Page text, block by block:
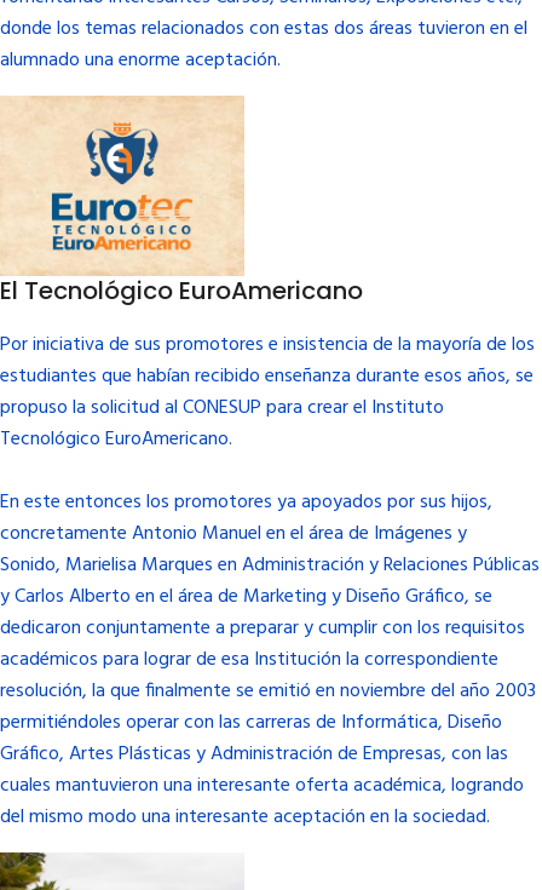
donde los temas relacionados con estas dos áreas tuvieron en el
alumnado una enorme aceptación.
El Tecnológico EuroAmericano
Por iniciativa de sus promotores e insistencia de la mayoría de los
estudiantes que habían recibido enseñanza durante esos años, se
propuso la solicitud al CONESUP para crear el Instituto
Tecnológico EuroAmericano.
En este entonces los promotores ya apoyados por sus hijos,
concretamente Antonio Manuel en el área de Imágenes y
Sonido, Marielisa Marquesen Administración y Relaciones Públicas
y Carlos Alberto en el área de Marketing y Diseño Gráfico, se
dedicaron conjuntamente a preparar y cumplir con los requisitos
académicos para lograr de esa Institución la correspondiente
resolución, la que finalmente se emitió en noviembre del año 2003
permitiéndoles operar con las carreras de Informática, Diseño
Gráfico, Artes Plásticas y Administración de Empresas, con las
cuales mantuvieron una interesante oferta académica, logrando
del mismo modo una interesante aceptación en la sociedad.